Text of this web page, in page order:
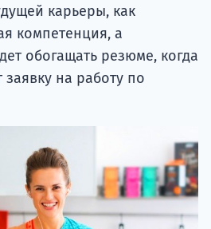
карьеры, как
компетенция, а
обогащать резюме, когда
заявку на работу по